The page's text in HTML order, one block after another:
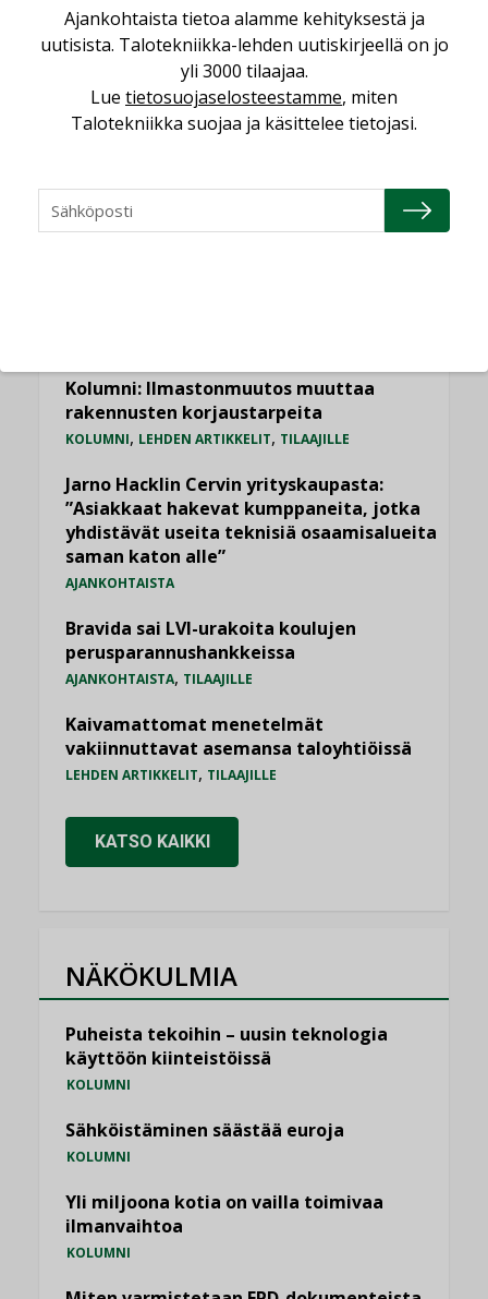
menetelmät
vakiinnuttavat
asemansa taloyhtiöissä
LUETUIMMAT UUTISET
Kolumni: Ilmastonmuutos muuttaa
rakennusten korjaustarpeita
KOLUMNI, LEHDEN ARTIKKELIT, TILAAJILLE
Jarno Hacklin Cervin yrityskaupasta:
”Asiakkaat hakevat kumppaneita, jotka
yhdistävät useita teknisiä osaamisalueita
saman katon alle”
AJANKOHTAISTA
Bravida sai LVI-urakoita koulujen
perusparannushankkeissa
AJANKOHTAISTA, TILAAJILLE
Kaivamattomat menetelmät
vakiinnuttavat asemansa taloyhtiöissä
LEHDEN ARTIKKELIT, TILAAJILLE
KATSO KAIKKI
NÄKÖKULMIA
Puheista tekoihin – uusin teknologia
käyttöön kiinteistöissä
KOLUMNI
Sähköistäminen säästää euroja
KOLUMNI
Yli miljoona kotia on vailla toimivaa
ilmanvaihtoa
KOLUMNI
Ajankohtaista tietoa alamme kehityksestä ja
uutisista. Talotekniikka-lehden uutiskirjeellä on jo
yli 3000 tilaajaa.
Lue tietosuojaselosteestamme, miten
Talotekniikka suojaa ja käsittelee tietojasi.